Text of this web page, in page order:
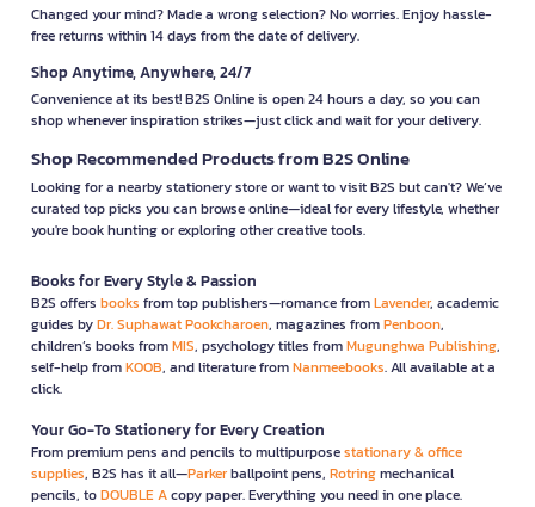
Changed your mind? Made a wrong selection? No worries. Enjoy hassle-
free returns within 14 days from the date of delivery.
Shop Anytime, Anywhere, 24/7
Convenience at its best! B2S Online is open 24 hours a day, so you can
shop whenever inspiration strikes—just click and wait for your delivery.
Shop Recommended Products from B2S Online
Looking for a nearby stationery store or want to visit B2S but can't? We’ve
curated top picks you can browse online—ideal for every lifestyle, whether
you're book hunting or exploring other creative tools.
Books for Every Style & Passion
B2S offers books from top publishers—romance fromLavender, academic
guides byDr. Suphawat Pookcharoen, magazines fromPenboon,
children’s books fromMIS, psychology titles fromMugunghwa Publishing,
self-help fromKOOB, and literature fromNanmeebooks. All available at a
click.
Your Go-To Stationery for Every Creation
From premium pens and pencils to multipurposestationary & office
supplies, B2S has it all—Parkerballpoint pens, Rotringmechanical
pencils, toDOUBLE Acopy paper. Everything you need in one place.